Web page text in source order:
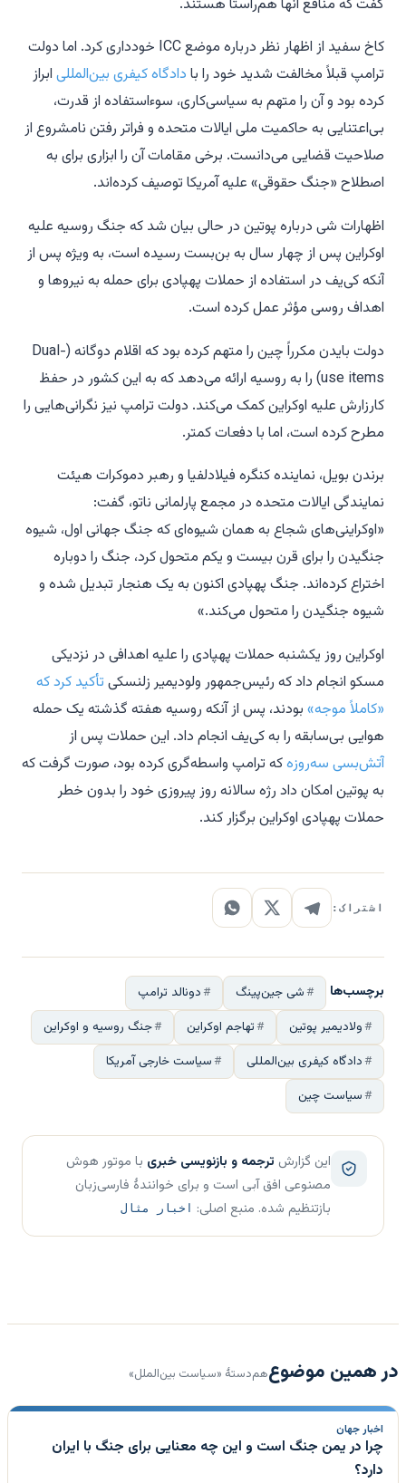
گفت که منافع آنها هم‌راستا هستند.
کاخ سفید از اظهار نظر درباره موضع ICC خودداری کرد. اما دولت
ترامپ قبلاً مخالفت شدید خود را با دادگاه کیفری بین‌المللی ابراز
کرده بود و آن را متهم به سیاسی‌کاری، سوءاستفاده از قدرت،
بی‌اعتنایی به حاکمیت ملی ایالات متحده و فراتر رفتن نامشروع از
صلاحیت قضایی می‌دانست. برخی مقامات آن را ابزاری برای به
اصطلاح «جنگ حقوقی» علیه آمریکا توصیف کرده‌اند.
اظهارات شی درباره پوتین در حالی بیان شد که جنگ روسیه علیه
اوکراین پس از چهار سال به بن‌بست رسیده است، به ویژه پس از
آنکه کی‌یف در استفاده از حملات پهپادی برای حمله به نیروها و
اهداف روسی مؤثر عمل کرده است.
دولت بایدن مکرراً چین را متهم کرده بود که اقلام دوگانه (Dual-
use items) را به روسیه ارائه می‌دهد که به این کشور در حفظ
کارزارش علیه اوکراین کمک می‌کند. دولت ترامپ نیز نگرانی‌هایی را
مطرح کرده است، اما با دفعات کمتر.
برندن بویل، نماینده کنگره فیلادلفیا و رهبر دموکرات هیئت
نمایندگی ایالات متحده در مجمع پارلمانی ناتو، گفت:
«اوکراینی‌های شجاع به همان شیوه‌ای که جنگ جهانی اول، شیوه
جنگیدن را برای قرن بیست و یکم متحول کرد، جنگ را دوباره
اختراع کرده‌اند. جنگ پهپادی اکنون به یک هنجار تبدیل شده و
شیوه جنگیدن را متحول می‌کند.»
اوکراین روز یکشنبه حملات پهپادی را علیه اهدافی در نزدیکی
مسکو انجام داد که رئیس‌جمهور ولودیمیر زلنسکی تأکید کرد که
«کاملاً موجه» بودند، پس از آنکه روسیه هفته گذشته یک حمله
هوایی بی‌سابقه را به کی‌یف انجام داد. این حملات پس از
آتش‌بسی سه‌روزهکه ترامپ واسطه‌گری کرده بود، صورت گرفت که
به پوتین امکان داد رژه سالانه روز پیروزی خود را بدون خطر
حملات پهپادی اوکراین برگزار کند.
اشتراک:
برچسب‌ها شی جین‌پینگ
دونالد ترامپ
ولادیمیر پوتین
تهاجم اوکراین
جنگ روسیه و اوکراین
دادگاه کیفری بین‌المللی
سیاست خارجی آمریکا
سیاست چین
این گزارش ترجمه و بازنویسی خبری با موتور هوش
مصنوعی افق آبی است و برای خوانندهٔ فارسی‌زبان
بازتنظیم شده. منبع اصلی: اخبار مثال
در همین موضوعهم‌دستهٔ «سیاست بین‌الملل»
اخبار جهان
چرا در یمن جنگ است و این چه معنایی برای جنگ با ایران
دارد؟